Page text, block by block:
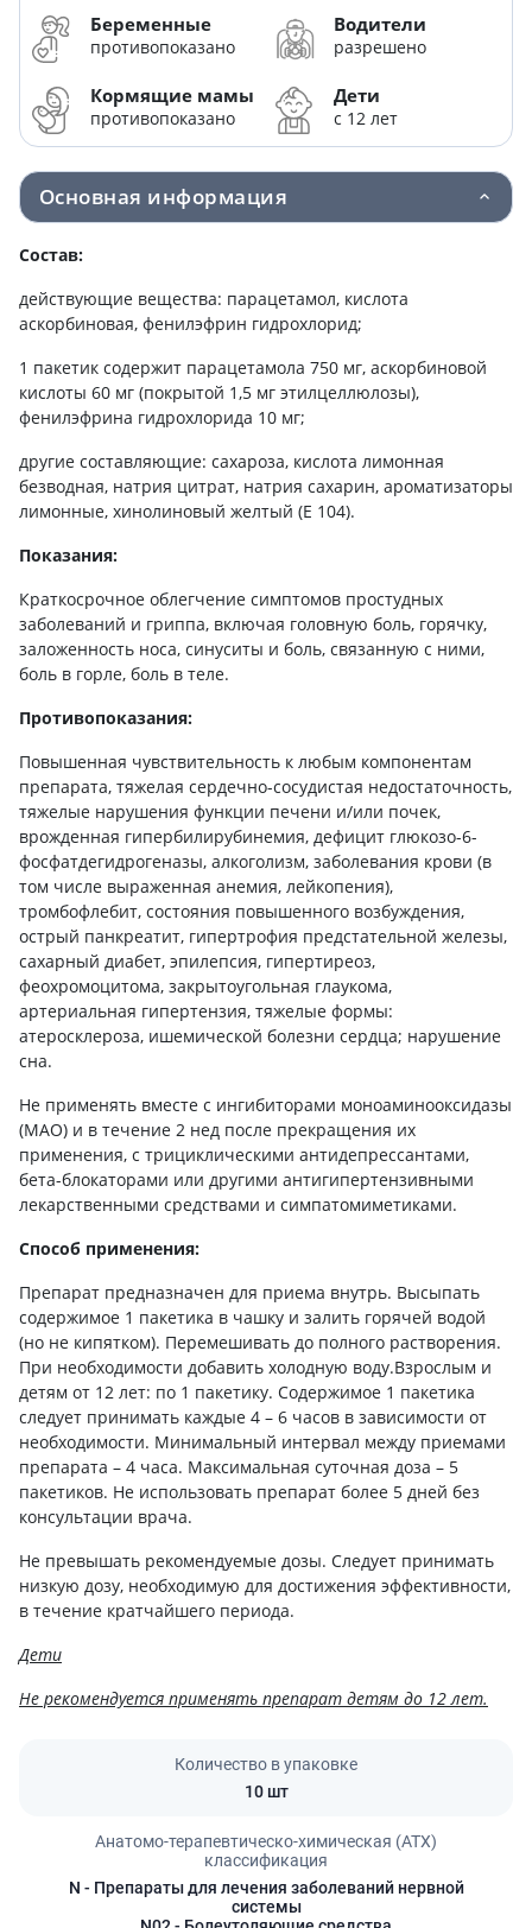
Беременные
противопоказано
Водители
разрешено
Кормящие мамы
противопоказано
Дети
с 12 лет
Основная информация
Состав:
действующие вещества: парацетамол, кислота
аскорбиновая, фенилэфрин гидрохлорид;
1 пакетик содержит парацетамола 750 мг, аскорбиновой
кислоты 60 мг (покрытой 1,5 мг этилцеллюлозы),
фенилэфрина гидрохлорида 10 мг;
другие составляющие: сахароза, кислота лимонная
безводная, натрия цитрат, натрия сахарин, ароматизаторы
лимонные, хинолиновый желтый (Е 104).
Показания:
Краткосрочное облегчение симптомов простудных
заболеваний и гриппа, включая головную боль, горячку,
заложенность носа, синуситы и боль, связанную с ними,
боль в горле, боль в теле.
Противопоказания:
Повышенная чувствительность к любым компонентам
препарата, тяжелая сердечно-сосудистая недостаточность,
тяжелые нарушения функции печени и/или почек,
врожденная гипербилирубинемия, дефицит глюкозо-6-
фосфатдегидрогеназы, алкоголизм, заболевания крови (в
том числе выраженная анемия, лейкопения),
тромбофлебит, состояния повышенного возбуждения,
острый панкреатит, гипертрофия предстательной железы,
сахарный диабет, эпилепсия, гипертиреоз,
феохромоцитома, закрытоугольная глаукома,
артериальная гипертензия, тяжелые формы:
атеросклероза, ишемической болезни сердца; нарушение
сна.
Не применять вместе с ингибиторами моноаминооксидазы
(МАО) и в течение 2 нед после прекращения их
применения, с трициклическими антидепрессантами,
бета-блокаторами или другими антигипертензивными
лекарственными средствами и симпатомиметиками.
Способ применения:
Препарат предназначен для приема внутрь. Высыпать
содержимое 1 пакетика в чашку и залить горячей водой
(но не кипятком). Перемешивать до полного растворения.
При необходимости добавить холодную воду.Взрослым и
детям от 12 лет: по 1 пакетику. Содержимое 1 пакетика
следует принимать каждые 4 – 6 часов в зависимости от
необходимости. Минимальный интервал между приемами
препарата – 4 часа. Максимальная суточная доза – 5
пакетиков. Не использовать препарат более 5 дней без
консультации врача.
Не превышать рекомендуемые дозы. Следует принимать
низкую дозу, необходимую для достижения эффективности,
в течение кратчайшего периода.
Дети
Не рекомендуется применять препарат детям до 12 лет.
Количество в упаковке
10 шт
Анатомо-терапевтическо-химическая (АТХ)
классификация
N - Препараты для лечения заболеваний нервной
системы